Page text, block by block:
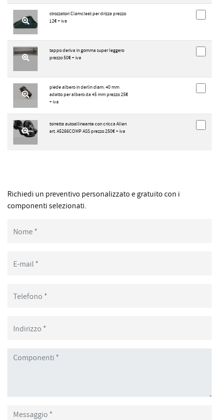
strozzatori Clamcleat per drizza prezzo
12€ + iva
tappo deriva in gomma super leggero
prezzo 50€ + iva
piede albero in derlin diam. 40 mm
adatto per albero da 45 mm prezzo 25€
+ iva
torretta autoallineante con cricca Allen
art. A5266COMP ASS prezzo 250€ + iva
Richiedi un preventivo personalizzato e gratuito con i
componenti selezionati.